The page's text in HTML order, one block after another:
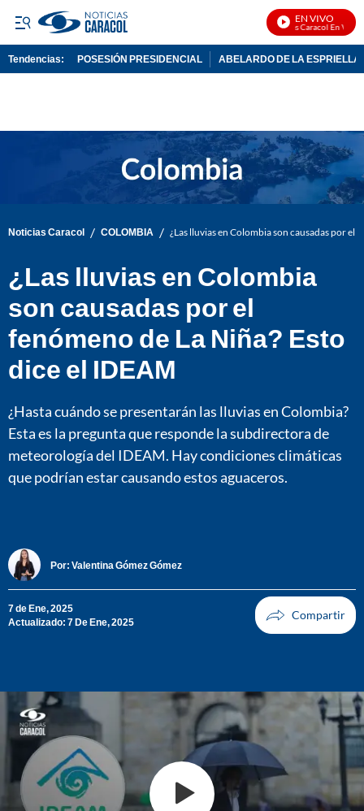
EN VIVO
Noticias Caracol En Vivo
Tendencias: POSESIÓN PRESIDENCIAL ABELARDO DE LA ESPRIELLA
Noticias Caracol / COLOMBIA / ¿Las lluvias en Colombia son causadas por el
¿Las lluvias en Colombia
son causadas por el
fenómeno de La Niña? Esto
dice el IDEAM
¿Hasta cuándo se presentarán las lluvias en Colombia?
Esta es la pregunta que responde la subdirectora de
meteorología del IDEAM. Hay condiciones climáticas
que podrían estar causando estos aguaceros.
Por: Valentina Gómez Gómez
7 de Ene, 2025
Actualizado: 7 De Ene, 2025